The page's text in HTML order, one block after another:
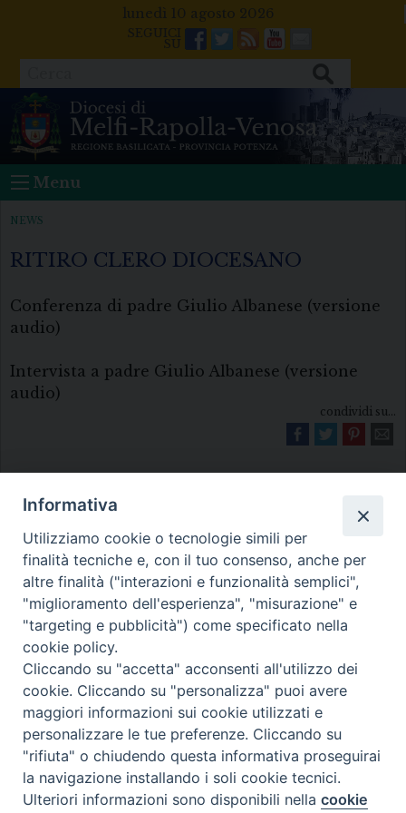
lunedì 10 agosto 2026
Facebook
Twitter
FeedsYoutube
Mail
Menu
NEWS
RITIRO CLERO DIOCESANO
Conferenza di padre Giulio Albanese (versione
audio)
Intervista a padre Giulio Albanese (versione
audio)
condividi su...
Diocesi di Melfi Rapolla Venosa
• Largo Duomo, 12 - 85025 MELFI (PZ) •
PEC ufficiale della Diocesi:
diocesi.melfi_rapolla_venosa@legalmail.it
Preferenze Cookie
Informativa
Utilizziamo cookie o tecnologie simili per
finalità tecniche e, con il tuo consenso, anche per
altre finalità ("interazioni e funzionalità semplici",
"miglioramento dell'esperienza", "misurazione" e
"targeting e pubblicità") come specificato nella
cookie policy.
Cliccando su "accetta" acconsenti all'utilizzo dei
cookie. Cliccando su "personalizza" puoi avere
maggiori informazioni sui cookie utilizzati e
personalizzare le tue preferenze. Cliccando su
"rifiuta" o chiudendo questa informativa proseguirai
la navigazione installando i soli cookie tecnici.
Ulteriori informazioni sono disponibili nellacookie